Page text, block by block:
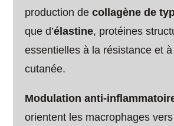
production decollagène de
que d’élastine, protéines
essentielles à la résistance et à
cutanée.
Modulation anti-
orientent les macrophages